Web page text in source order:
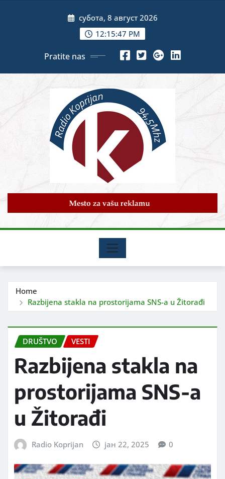
субота, 8 август 2026
12:15:49 PM
Pratite nas
Home
Razbijena stakla na prostorijama SNS-a u Žitorađi
DRUŠTVO VESTI
Razbijena stakla na
prostorijama SNS-a
u Žitorađi
Radio Koprijan јан 22, 2025 0